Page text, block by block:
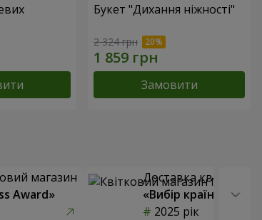
Букет "Дихання ніжності"
2 324 грн
Замовити
магазин
Award»
Доставка квітів
«Вибір країни»
2025 рік